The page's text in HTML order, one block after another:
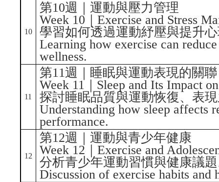
10
第10週｜運動與壓力管理
Week 10｜Exercise and Stress
學習如何透過運動紓壓與提升
Learning how exercise can
wellness.
11
第11週｜睡眠與運動表現的關聯
Week 11｜Sleep and Its Impact
探討睡眠品質與運動恢復、表
Understanding how sleep affects
performance.
12
第12週｜運動與青少年健康
Week 12｜Exercise and
分析青少年運動習慣與健康議
Discussion of exercise habits and